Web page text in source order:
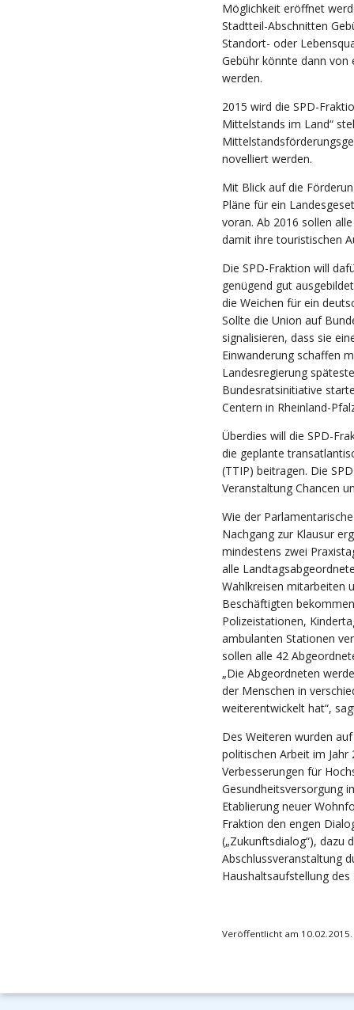
Möglichkeit eröffnet
Stadtteil-Abschnitten
Standort- oder
Gebühr könnte dann
werden.
2015 wird die SPD-
Mittelstands im Land“
novelliert werden.
Mit Blick auf die
Pläne für ein
voran. Ab 2016 sollen
damit ihre touristischen
Die SPD-Fraktion will
genügend gut
die Weichen für ein
Sollte die Union auf
signalisieren, dass sie
Einwanderung schaffen
Landesregierung
Bundesratsinitiative
Centern in Rheinland-
Überdies will die SPD-
die geplante
(TTIP) beitragen. Die
Veranstaltung Chancen
Wie der
Nachgang zur Klausur
mindestens zwei
alle
Wahlkreisen mitarbeiten
Beschäftigten
Polizeistationen,
ambulanten Stationen
sollen alle 42
„Die Abgeordneten
der Menschen in
weiterentwickelt hat“,
Des Weiteren wurden
politischen Arbeit im
Verbesserungen für
Gesundheitsversorgung
Etablierung neuer
Fraktion den engen
(„Zukunftsdialog“), dazu
Abschlussveranstaltung
Haushaltsaufstellung
Veröffentlicht am 10.02.2015.